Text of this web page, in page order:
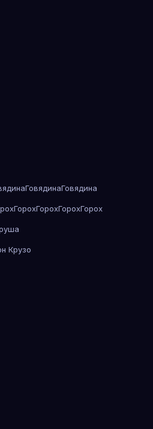
ГовядинаГовядина
ГорохГорохГорохГорох
Крузо